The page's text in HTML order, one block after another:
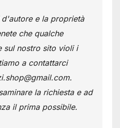
e la proprietà
che qualche
sul nostro sito violi i
a contattarci
la richiesta e ad
il prima possibile.